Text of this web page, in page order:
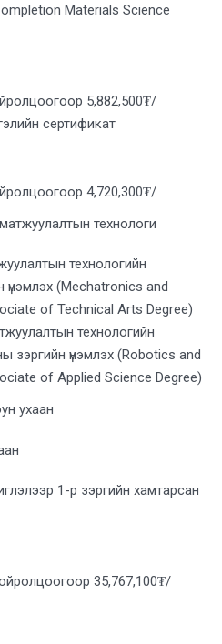
Materials Science
5,882,500₮/
сертификат
4,720,300₮/
технологи
технологийн
үнэмлэх (Mechatronics and
of Technical Arts Degree)
технологийн
зэргийн үнэмлэх (Robotics and
of Applied Science Degree)
ухаан
1-р зэргийн хамтарсан
35,767,100₮/